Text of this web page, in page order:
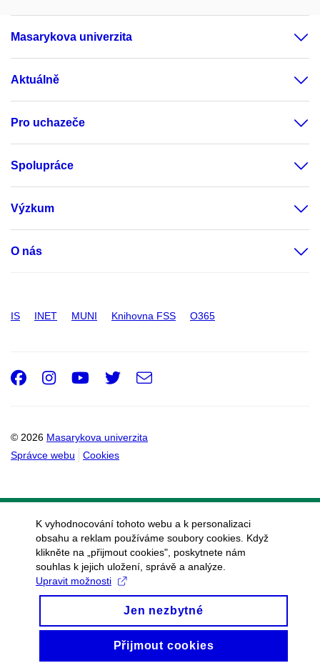
Masarykova univerzita
Aktuálně
Pro uchazeče
Spolupráce
Výzkum
O nás
IS INET MUNI Knihovna FSS O365
© 2026 Masarykova univerzita
Správce webu
Cookies
Facebook
Instagram
Youtube
Twitter
e-
K vyhodnocování tohoto webu a k personalizaci
obsahu a reklam používáme soubory cookies. Když
klikněte na „přijmout cookies", poskytnete nám
souhlas k jejich uložení, správě a analýze.
Upravit možnosti
Jen nezbytné
Přijmout cookies